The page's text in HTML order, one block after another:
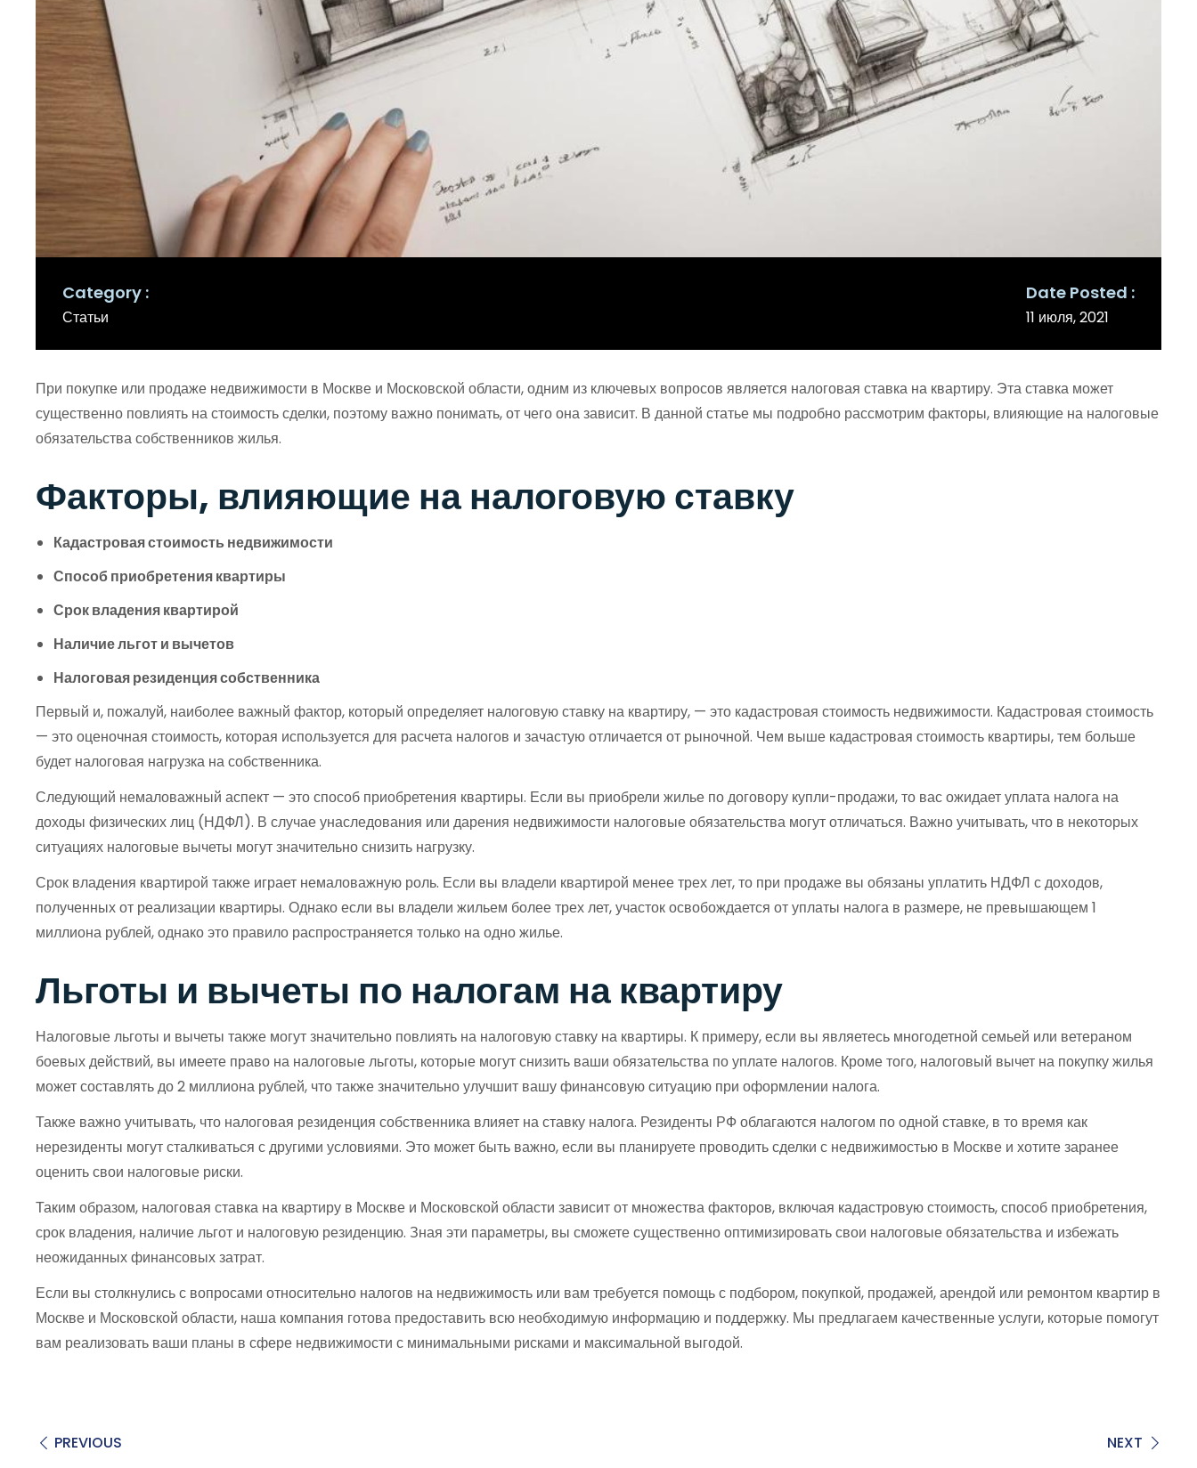
Category
Статьи
Date Posted
11 июля, 2021
При покупке или продаже недвижимости в Москве и Московской области, одним из ключевых вопросов является налоговая ставка на квартиру. Эта ставка может
существенно повлиять на стоимость сделки, поэтому важно понимать, от чего она зависит. В данной статье мы подробно рассмотрим факторы, влияющие на налоговые
обязательства собственников жилья.
Факторы, влияющие на налоговую ставку
Кадастровая стоимость недвижимости
Способ приобретения квартиры
Срок владения квартирой
Наличие льгот и вычетов
Налоговая резиденция собственника
Первый и, пожалуй, наиболее важный фактор, который определяет налоговую ставку на квартиру, — это кадастровая стоимость недвижимости. Кадастровая стоимость
— это оценочная стоимость, которая используется для расчета налогов и зачастую отличается от рыночной. Чем выше кадастровая стоимость квартиры, тем больше
будет налоговая нагрузка на собственника.
Следующий немаловажный аспект — это способ приобретения квартиры. Если вы приобрели жилье по договору купли-продажи, то вас ожидает уплата налога на
доходы физических лиц (НДФЛ). В случае унаследования или дарения недвижимости налоговые обязательства могут отличаться. Важно учитывать, что в некоторых
ситуациях налоговые вычеты могут значительно снизить нагрузку.
Срок владения квартирой также играет немаловажную роль. Если вы владели квартирой менее трех лет, то при продаже вы обязаны уплатить НДФЛ с доходов,
полученных от реализации квартиры. Однако если вы владели жильем более трех лет, участок освобождается от уплаты налога в размере, не превышающем 1
миллиона рублей, однако это правило распространяется только на одно жилье.
Льготы и вычеты по налогам на квартиру
Налоговые льготы и вычеты также могут значительно повлиять на налоговую ставку на квартиры. К примеру, если вы являетесь многодетной семьей или ветераном
боевых действий, вы имеете право на налоговые льготы, которые могут снизить ваши обязательства по уплате налогов. Кроме того, налоговый вычет на покупку жилья
может составлять до 2 миллиона рублей, что также значительно улучшит вашу финансовую ситуацию при оформлении налога.
Также важно учитывать, что налоговая резиденция собственника влияет на ставку налога. Резиденты РФ облагаются налогом по одной ставке, в то время как
нерезиденты могут сталкиваться с другими условиями. Это может быть важно, если вы планируете проводить сделки с недвижимостью в Москве и хотите заранее
оценить свои налоговые риски.
Таким образом, налоговая ставка на квартиру в Москве и Московской области зависит от множества факторов, включая кадастровую стоимость, способ приобретения,
срок владения, наличие льгот и налоговую резиденцию. Зная эти параметры, вы сможете существенно оптимизировать свои налоговые обязательства и избежать
неожиданных финансовых затрат.
Если вы столкнулись с вопросами относительно налогов на недвижимость или вам требуется помощь с подбором, покупкой, продажей, арендой или ремонтом квартир в
Москве и Московской области, наша компания готова предоставить всю необходимую информацию и поддержку. Мы предлагаем качественные услуги, которые помогут
вам реализовать ваши планы в сфере недвижимости с минимальными рисками и максимальной выгодой.
PREVIOUS NEXT